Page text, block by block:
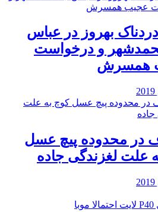
بهروز در عباس
محمدشهر و درخواست
همسرش
در محدوده پیچ عسل
علت لغزندگی جاده